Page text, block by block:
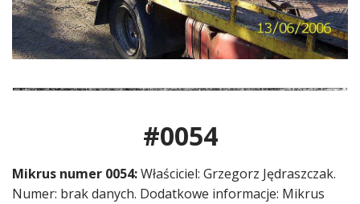
#0054
Mikrus numer 0054:Właściciel: Grzegorz Jędraszczak.
Numer: brak danych. Dodatkowe informacje: Mikrus